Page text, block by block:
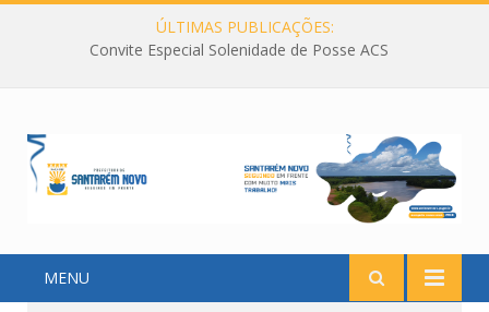
ÚLTIMAS PUBLICAÇÕES:
Convite Especial Solenidade de Posse ACS
MENU